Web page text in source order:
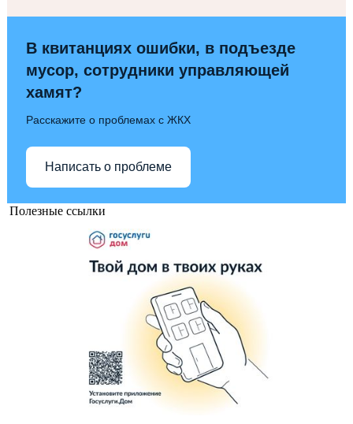
В квитанциях ошибки, в подъезде
мусор, сотрудники управляющей
хамят?
Расскажите о проблемах с ЖКХ
Написать о проблеме
Полезные ссылки